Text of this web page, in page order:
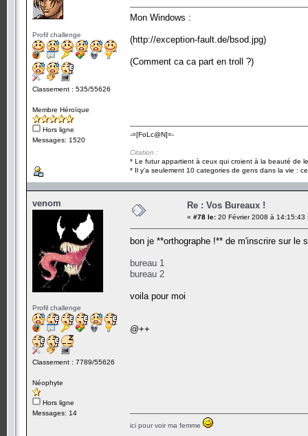
Profil challenge
Classement : 535/55626
Membre Héroïque
Hors ligne
Messages: 1520
Mon Windows :
(http://exception-fault.de/bsod.jpg)
(Comment ca ca part en troll ?)
-=[FoLc@N]=-
Citation :
* Le futur appartient à ceux qui croient à la beauté de
* Il y'a seulement 10 categories de gens dans la vie :
venom
Profil challenge
Classement : 7789/55626
Néophyte
Hors ligne
Messages: 14
Re : Vos Bureaux !
« #78 le: 20 Février 2008 à 14:15:43
bon je **orthographe !** de m'inscrire sur
bureau 1
bureau 2
voila pour moi
@++
ici pour voir ma femme